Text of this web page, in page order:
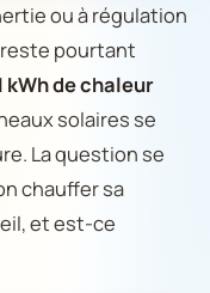
ou à régulation
pourtant
kWh de chaleur
solaires se
La question se
chauffer sa
et est-ce